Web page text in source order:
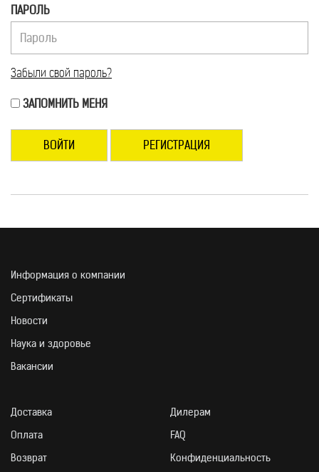
ПАРОЛЬ
Забыли свой пароль?
ЗАПОМНИТЬ МЕНЯ
РЕГИСТРАЦИЯ
Информация о компании
Сертификаты
Новости
Наука и здоровье
Вакансии
Доставка
Оплата
Возврат
Дилерам
FAQ
Конфиденциальность